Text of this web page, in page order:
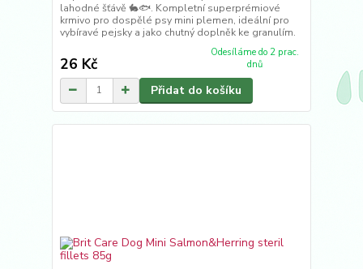
lahodné šťávě 🐇🐟. Kompletní superprémiové
krmivo pro dospělé psy mini plemen, ideální pro
vybíravé pejsky a jako chutný doplněk ke granulím.
26 Kč
Odesíláme do 2 prac.
dnů
Přidat do košíku